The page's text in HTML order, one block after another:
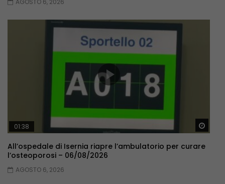
AGOSTO 6, 2026
01:38
All’ospedale di Isernia riapre l’ambulatorio per curare
l’osteoporosi – 06/08/2026
AGOSTO 6, 2026